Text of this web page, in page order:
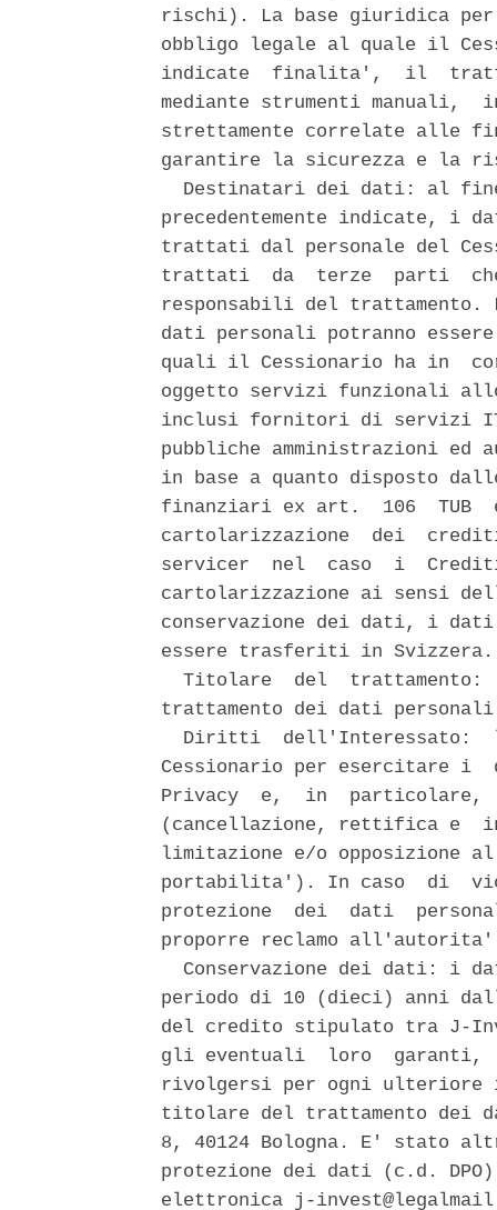
rischi). La base giuridica
obbligo legale al quale il
indicate  finalita',  il
mediante strumenti
strettamente correlate alle
garantire la sicurezza e la
Destinatari dei dati: al
precedentemente indicate, i
trattati dal personale del
trattati  da  terze  parti  che
responsabili del
dati personali potranno
quali il Cessionario ha in
oggetto servizi funzionali
inclusi fornitori di servizi
pubbliche amministrazioni
in base a quanto disposto
finanziari ex art.  106
cartolarizzazione  dei
servicer  nel  caso  i
cartolarizzazione ai sensi
conservazione dei dati, i
essere trasferiti in
Titolare  del  trattamento:
trattamento dei dati
Diritti  dell'Interessato:
Cessionario per esercitare
Privacy  e,  in  particolare,
(cancellazione, rettifica e
limitazione e/o
portabilita'). In caso  di
protezione  dei  dati
proporre reclamo
Conservazione dei dati: i
periodo di 10 (dieci) anni
del credito stipulato tra J-
gli eventuali  loro  garanti,
rivolgersi per ogni ulteriore
titolare del trattamento dei
8, 40124 Bologna. E' stato
protezione dei dati (c.d.
elettronica j-